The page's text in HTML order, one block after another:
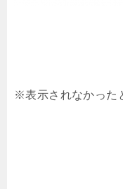
※表示されなかった